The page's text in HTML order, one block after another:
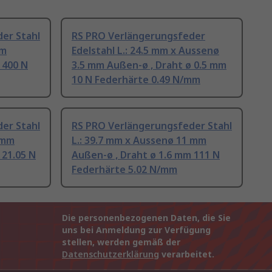
Stahl
N
RS PRO Verlängerungsfeder
Edelstahl L.: 24.5 mm x Aussenø
3.5 mm Außen-ø , Draht ø 0.5 mm
10 N Federhärte 0.49 N/mm
Stahl
N
RS PRO Verlängerungsfeder Stahl
L.: 39.7 mm x Aussenø 11 mm
Außen-ø , Draht ø 1.6 mm 111 N
Federhärte 5.02 N/mm
Die personenbezogenen Daten, die Sie
uns bei Anmeldung zur Verfügung
stellen, werden gemäß der
Datenschutzerklärung verarbeitet.